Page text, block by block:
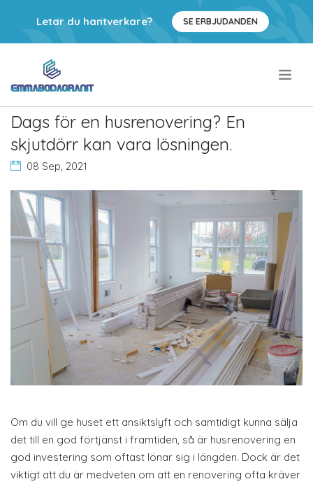
Letar du hantverkare? SE ERBJUDANDEN
Dags för en husrenovering? En
skjutdörr kan vara lösningen.
08 Sep, 2021
Om du vill ge huset ett ansiktslyft och samtidigt kunna sälja
det till en god förtjänst i framtiden, så är husrenovering en
god investering som oftast lönar sig i längden. Dock är det
viktigt att du är medveten om att en renovering ofta kräver